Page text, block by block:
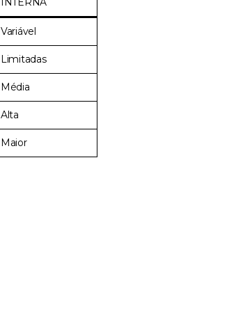
Variável
Limitadas
Média
Alta
Maior